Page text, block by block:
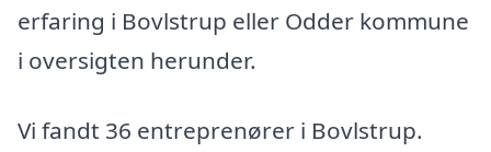
erfaring i Bovlstrup eller Odder kommune
i oversigten herunder.
Vi fandt 36 entreprenører i Bovlstrup.